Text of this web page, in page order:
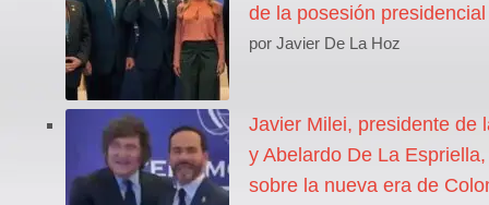
de la posesión presidencial
por Javier De La Hoz
Javier Milei, presidente de
y Abelardo De La
sobre la nueva era de